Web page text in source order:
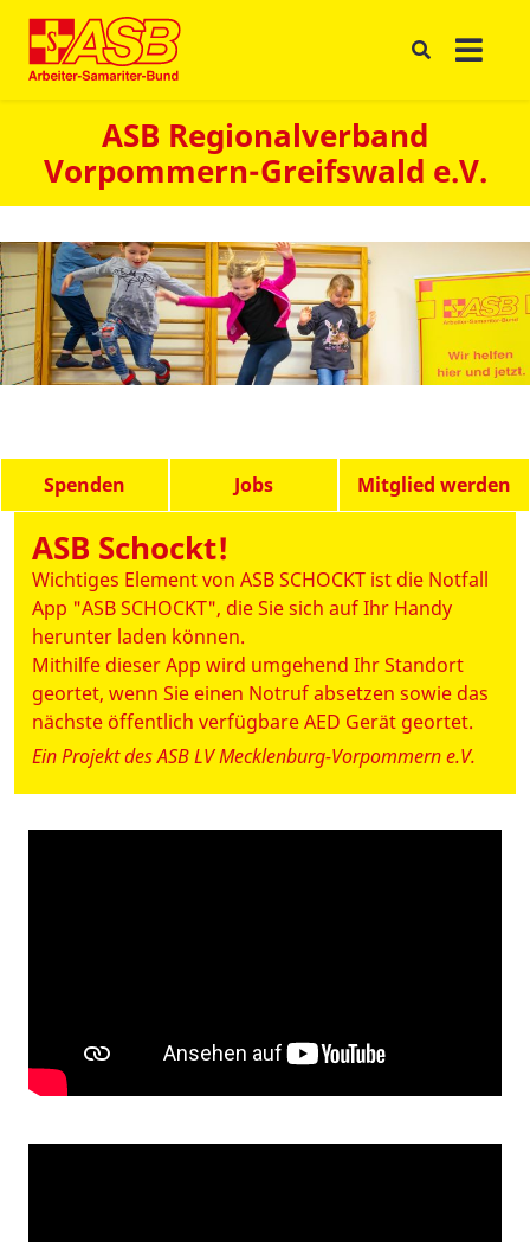
ASB Regionalverband
Vorpommern-Greifswald e.V.
Spenden Jobs Mitglied werden
ASB Schockt!
Wichtiges Element von ASB SCHOCKT ist die Notfall
App "ASB SCHOCKT", die Sie sich auf Ihr Handy
herunter laden können.
Mithilfe dieser App wird umgehend Ihr Standort
geortet, wenn Sie einen Notruf absetzen sowie das
nächste öffentlich verfügbare AED Gerät geortet.
Ein Projekt des ASB LV Mecklenburg-Vorpommern e.V.